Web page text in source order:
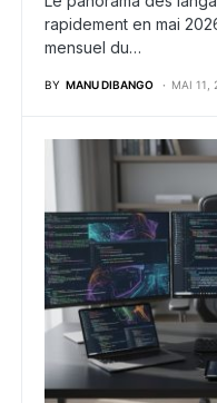
rapidement en mai
mensuel du…
BY MANU DIBANGO MAI 11,